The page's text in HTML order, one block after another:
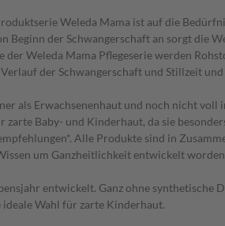
Weleda Mama ist auf die
der Schwangerschaft an sorgt die
Weleda Mama Pflegeserie werden
der Schwangerschaft und Stillzeit
als Erwachsenenhaut und noch nicht
Baby- und Kinderhaut, da sie
Alle Produkte sind in
um Ganzheitlichkeit entwickelt
entwickelt. Ganz ohne synthetische
Wahl für zarte Kinderhaut.